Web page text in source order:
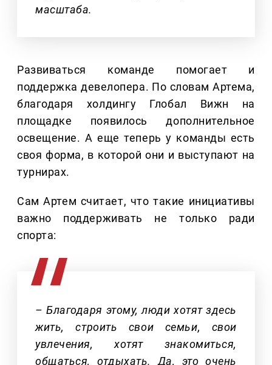
масштаба.
Развиваться команде помогает и
поддержка девелопера. По словам Артема,
благодаря холдингу Глобал Вижн на
площадке появилось дополнительное
освещение. А еще теперь у команды есть
своя форма, в которой они и выступают на
турнирах.
Сам Артем считает, что такие инициативы
важно поддерживать не только ради
спорта:
– Благодаря этому, люди хотят здесь
жить, строить свои семьи, свои
увлечения, хотят знакомиться,
общаться, отдыхать. Да, это очень